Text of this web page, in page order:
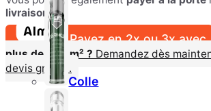
Colle
livraison.
Payez en 2x ou 3x avec
plus de 100 m² ? Demandez dès
devis gratuit.